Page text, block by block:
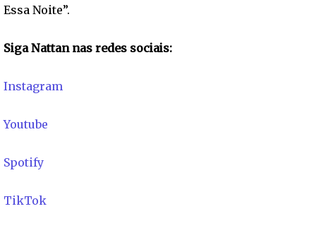
Essa Noite”.
Siga Nattan nas redes sociais:
Instagram
Youtube
Spotify
TikTok